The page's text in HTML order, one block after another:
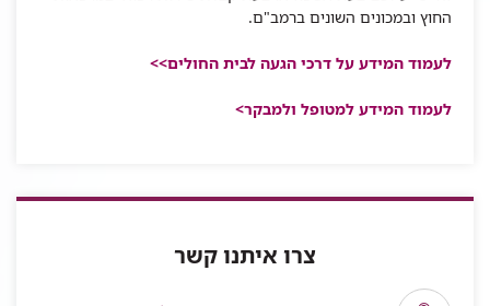
החוץ ובמכונים השונים ברמב"ם.
לעמוד המידע על דרכי הגעה לבית החולים>>
לעמוד המידע למטופל ולמבקר>
צרו איתנו קשר